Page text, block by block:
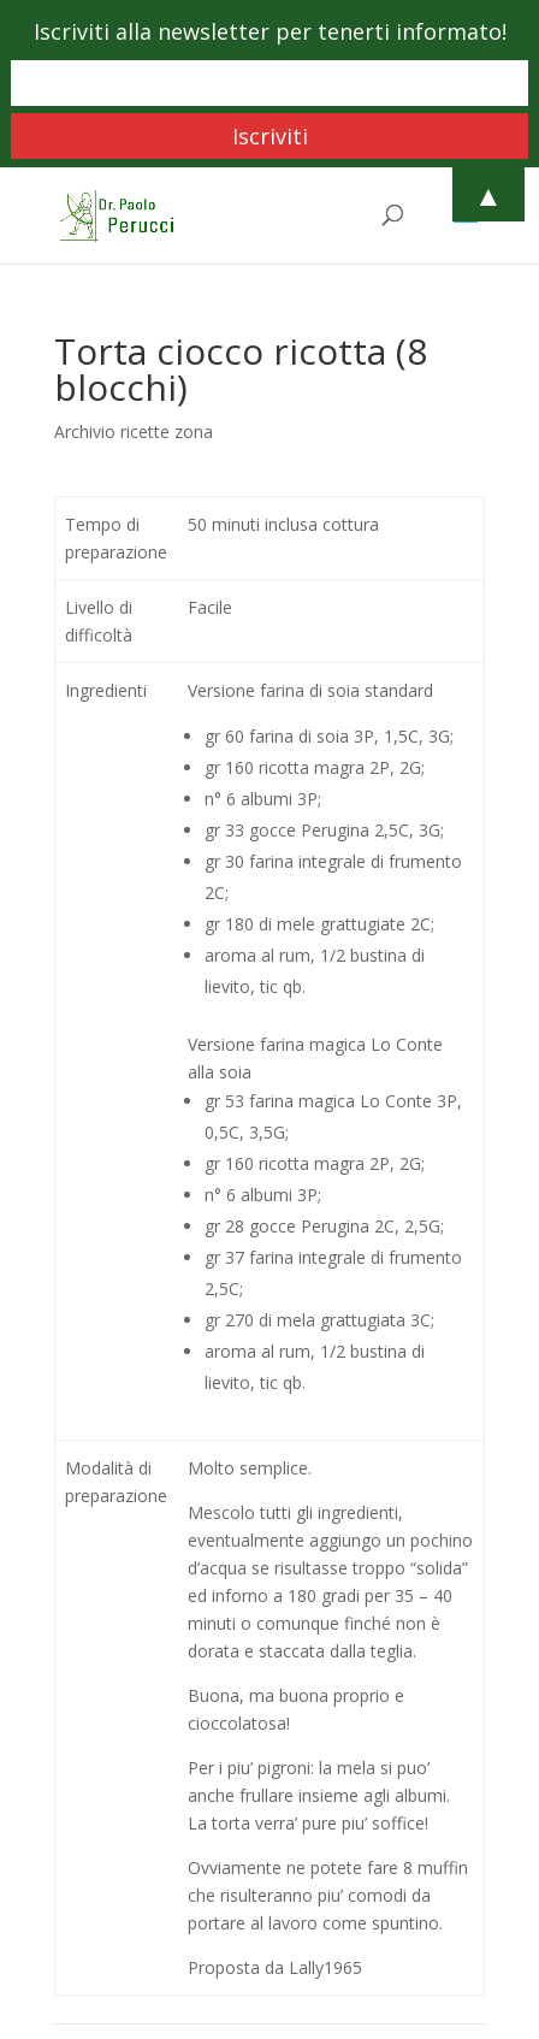
Torta ciocco ricotta (8
blocchi)
Archivio ricette zona
Tempo di
preparazione
50 minuti inclusa cottura
Livello di
difficoltà
Facile
Ingredienti
Versione farina di soia standard
gr 60 farina di soia 3P, 1,5C, 3G;
gr 160 ricotta magra 2P, 2G;
n° 6 albumi 3P;
gr 33 gocce Perugina 2,5C, 3G;
gr 30 farina integrale di frumento
2C;
gr 180 di mele grattugiate 2C;
aroma al rum, 1/2 bustina di
lievito, tic qb.
Versione farina magica Lo Conte
alla soia
gr 53 farina magica Lo Conte 3P,
0,5C, 3,5G;
gr 160 ricotta magra 2P, 2G;
n° 6 albumi 3P;
gr 28 gocce Perugina 2C, 2,5G;
gr 37 farina integrale di frumento
2,5C;
gr 270 di mela grattugiata 3C;
aroma al rum, 1/2 bustina di
lievito, tic qb.
Modalità di
preparazione
Molto semplice.
Mescolo tutti gli ingredienti,
eventualmente aggiungo un pochino
d’acqua se risultasse troppo “solida”
ed inforno a 180 gradi per 35 – 40
minuti o comunque finché non è
dorata e staccata dalla teglia.
Buona, ma buona proprio e
cioccolatosa!
Per i piu’ pigroni: la mela si puo’
anche frullare insieme agli albumi.
La torta verra’ pure piu’ soffice!
Ovviamente ne potete fare 8 muffin
che risulteranno piu’ comodi da
portare al lavoro come spuntino.
Proposta da Lally1965
Iscriviti alla newsletter per tenerti informato!
▲